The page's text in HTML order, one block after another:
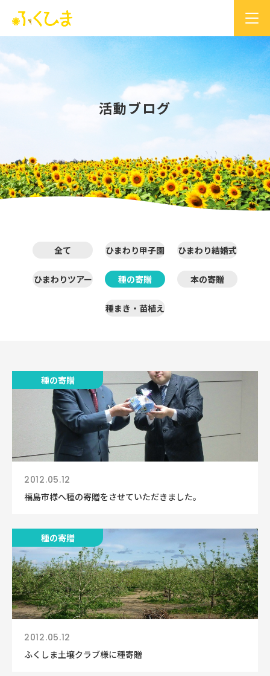
活動ブログ
全て ひまわり甲子園 ひまわり結婚式
ひまわりツアー 種の寄贈 本の寄贈
種まき・苗植え
種の寄贈
2012.05.12
福島市様へ種の寄贈をさせていただきました。
種の寄贈
2012.05.12
ふくしま土壌クラブ様に種寄贈